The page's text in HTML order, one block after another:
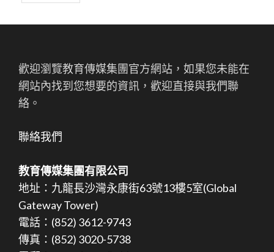
歡迎瀏覽教育傳媒集團官方網站，如果您未能在
網站內找到您想要的資訊，歡迎直接與我們聯
絡。
聯絡我們
教育傳媒集團有限公司
地址：九龍長沙灣永康街63號13樓5室(Global
Gateway Tower)
電話：(852) 3612-9743
傳真：(852) 3020-5738